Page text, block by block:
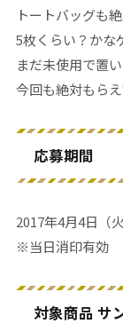
トートバッグも
5枚くらい？かな
まだ未使用で置
今回も絶対もら
応募期間
2017年4月4日（
※当日消印有効
対象商品 サ